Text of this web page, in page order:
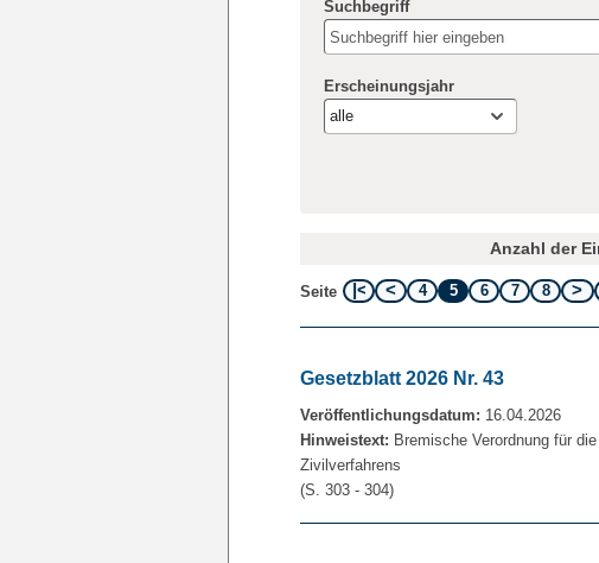
Suchbegriff
Erscheinungsjahr
alle
Anzahl der
Seite 4 5 6 7 8
Gesetzblatt 2026 Nr. 43
Veröffentlichungsdatum: 16.04.2026
Hinweistext: Bremische Verordnung für
Zivilverfahrens
(S. 303 - 304)